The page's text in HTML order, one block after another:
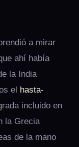
a mirar
ahí había
la India
el hasta-
incluido en
la Grecia
de la mano